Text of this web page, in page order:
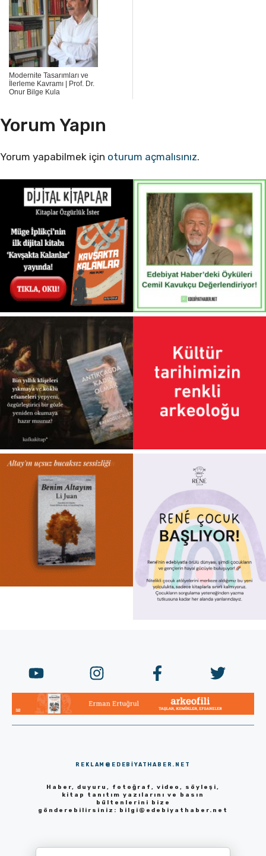
Modernite Tasarımları ve
İlerleme Kavramı | Prof. Dr.
Onur Bilge Kula
Yorum Yapın
Yorum yapabilmek için oturum açmalısınız.
REKLAM@EDEBIYATHABER.NET
Haber, duyuru, fotoğraf, video, söyleşi,
kitap tanıtım yazılarını ve basın
bültenlerini bize
gönderebilirsiniz: bilgi@edebiyathaber.net